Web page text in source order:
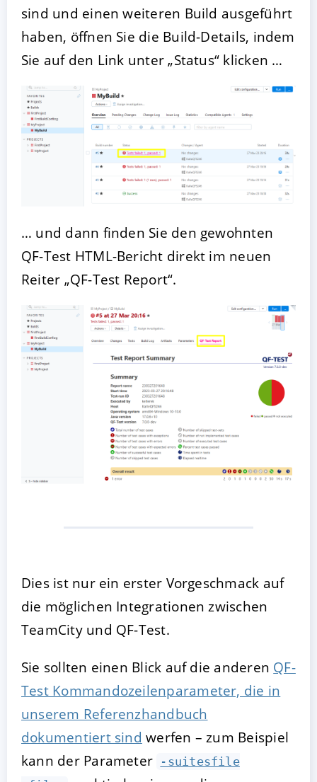
sind und einen weiteren Build ausgeführt
haben, öffnen Sie die Build-Details, indem
Sie auf den Link unter „Status“ klicken …
… und dann finden Sie den gewohnten
QF-Test HTML-Bericht direkt im neuen
Reiter „QF-Test Report“.
Dies ist nur ein erster Vorgeschmack auf
die möglichen Integrationen zwischen
TeamCity und QF-Test.
Sie sollten einen Blick auf die anderen QF-
Test Kommandozeilenparameter, die in
unserem Referenzhandbuch
dokumentiert sind werfen – zum Beispiel
kann der Parameter
-suitesfile